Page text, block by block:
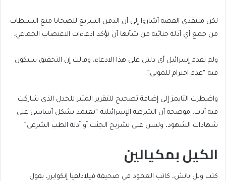
لكن منتقدي القصة أشاروا إلى أن الدفن السريع للضحايا منع السلطات
من جمع أي أدلة جنائية من شأنها أن تؤكد ادعاءات الاغتصاب الجماعي.
ولم تقدم إسرائيل أي دليل على هذا الادعاء، وقالت إن التحقيق سيكون
فيه “عدم احترام للموتى”.
واضطرت التايمز إلى إضافة تصحيح للتقرير المثير للجدل الذي شاركت
فيه آنات، موضحة أن الشرطة الإسرائيلية “تعتمد بشكل أساسي على
شهادات الشهود، وليس على تشريح الجثث أو أدلة الطب الشرعي”.
الكيل بمكيالين
كتب ويل بانش، كاتب العمود في صحيفة فيلادلفيا إنكوايرر، يقول